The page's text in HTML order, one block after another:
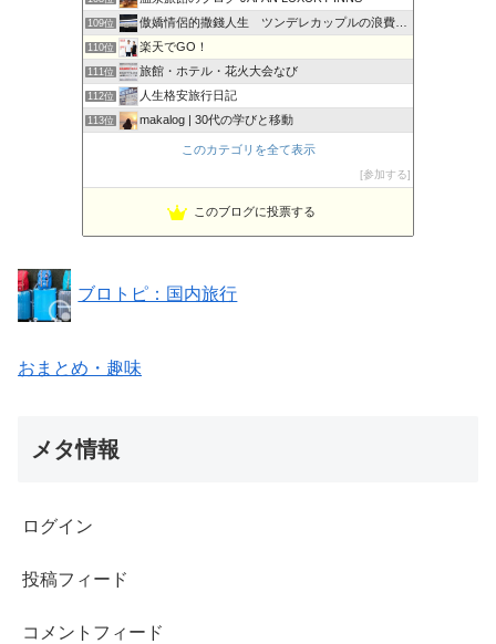
109位 傲嬌情侶的撒錢人生 ツンデレカップルの浪費人生
110位 楽天でGO！
111位 旅館・ホテル・花火大会なび
112位 人生格安旅行日記
113位 makalog | 30代の学びと移動
高級ホテル
天然温泉｜ホテル函館ひろめ荘ブログ＠北海道
旅行でときめく!Spark Joy旅24
このカテゴリを全て表示
参加する
このブログに投票する
ブロトピ：国内旅行
おまとめ・趣味
メタ情報
ログイン
投稿フィード
コメントフィード